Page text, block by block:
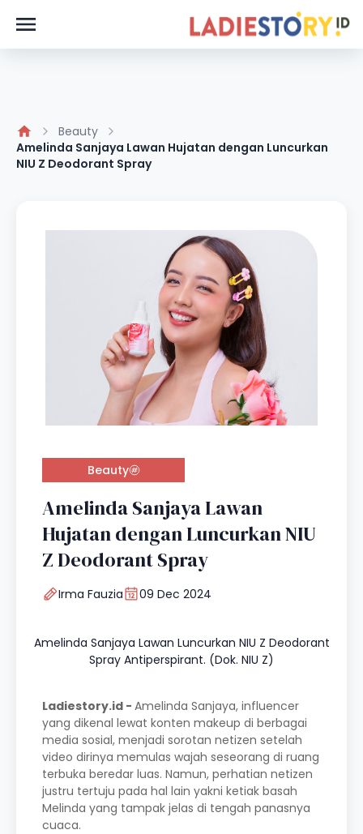
Beauty
Amelinda Sanjaya Lawan Hujatan dengan Luncurkan
NIU Z Deodorant Spray
Beauty
Amelinda Sanjaya Lawan
Hujatan dengan Luncurkan NIU
Z Deodorant Spray
Irma Fauzia 09 Dec 2024
Amelinda Sanjaya Lawan Luncurkan NIU Z Deodorant
Spray Antiperspirant. (Dok. NIU Z)
Ladiestory.id - Amelinda Sanjaya, influencer
yang dikenal lewat konten makeup di berbagai
media sosial, menjadi sorotan netizen setelah
video dirinya memulas wajah seseorang di ruang
terbuka beredar luas. Namun, perhatian netizen
justru tertuju pada hal lain yakni ketiak basah
Melinda yang tampak jelas di tengah panasnya
cuaca.